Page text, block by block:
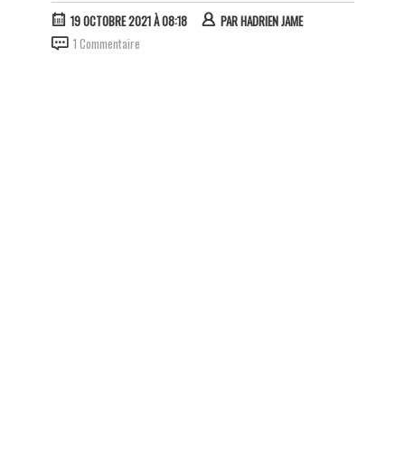
19 OCTOBRE 2021 À 08:18 PARHADRIEN JAME
1 Commentaire